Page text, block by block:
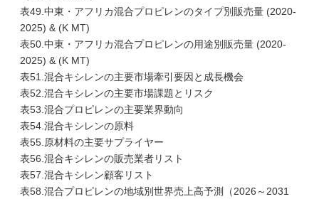
表49.中東・アフリカ混合プロピレンのタイプ別販売量 (2020-
2025) & (K MT)
表50.中東・アフリカ混合プロピレンの用途別販売量 (2020-
2025) & (K MT)
表51.混合キシレンの主要市場牽引要因と成長機会
表52.混合キシレンの主要市場課題とリスク
表53.混合プロピレンの主要業界動向
表54.混合キシレンの原料
表55.原材料の主要サプライヤー
表56.混合キシレンの販売業者リスト
表57.混合キシレン顧客リスト
表58.混合プロピレンの地域別世界売上高予測（2026～2031